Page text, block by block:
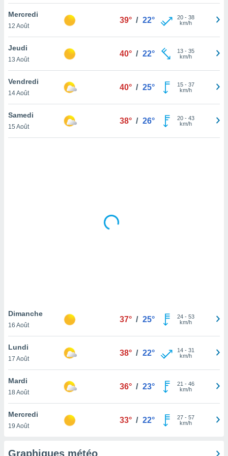
votre
à
en
le
notre
que
et que
Mercredi
12 Août
39° / 22° 20- 38
km/h
Jeudi
13 Août
40° / 22° 13- 35
km/h
Vendredi
14 Août
40° / 25° 15- 37
km/h
Samedi
15 Août
38° / 26° 20- 43
km/h
Dimanche
16 Août
37° / 25° 24- 53
km/h
Lundi
17 Août
38° / 22° 14- 31
km/h
Mardi
18 Août
36° / 23° 21 - 46
km/h
Mercredi
19 Août
33° / 22° 27- 57
km/h
Graphiques météo